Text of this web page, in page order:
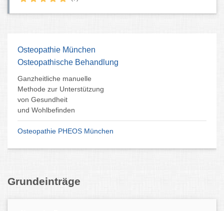
Osteopathie München
Osteopathische Behandlung
Ganzheitliche manuelle
Methode zur Unterstützung
von Gesundheit
und Wohlbefinden
Osteopathie PHEOS München
Grundeinträge